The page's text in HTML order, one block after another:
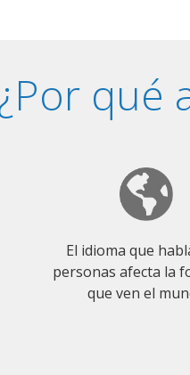
qué
El idioma que
personas afecta la
que ven el